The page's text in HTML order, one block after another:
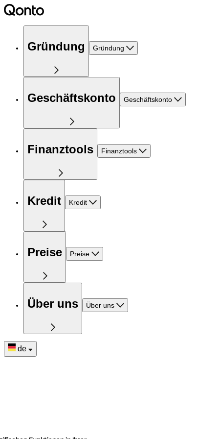
Gründung Gründung
Geschäftskonto Geschäftskonto
Finanztools Finanztools
Kredit Kredit
Preise Preise
Über uns Über uns
de